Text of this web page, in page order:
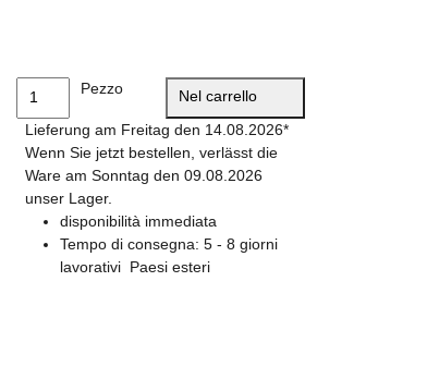
Pezzo
Nel carrello
Lieferung am Freitag den 14.08.2026*
Wenn Sie jetzt bestellen, verlässt die
Ware am Sonntag den 09.08.2026
unser Lager.
disponibilità immediata
Tempo di consegna: 5 - 8 giorni
lavorativi Paesi esteri